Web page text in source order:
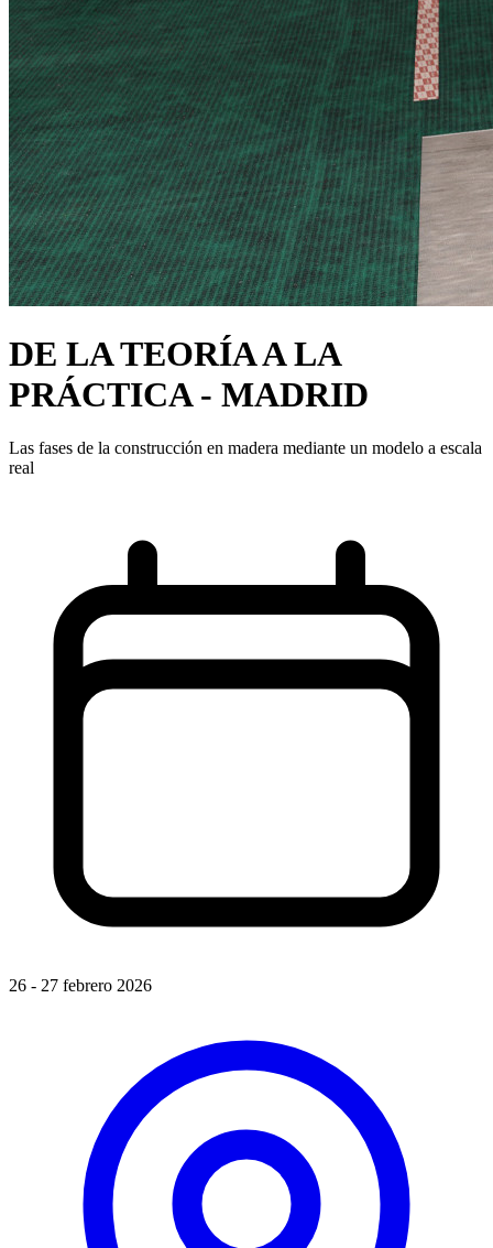
DE LA TEORÍA A LA
PRÁCTICA - MADRID
Las fases de la construcción en madera mediante un modelo a escala
real
26 - 27 febrero 2026